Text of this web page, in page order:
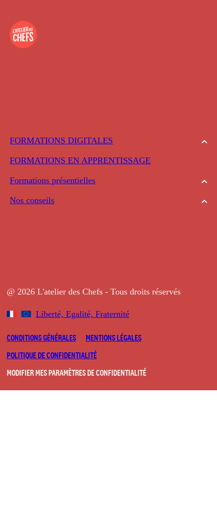
FORMATIONS DIGITALES
FORMATIONS EN APPRENTISSAGE
Formations présentielles
Nos conseils
@ 2026 L'atelier des Chefs - Tous droits réservés
Liberté, Egalité, Fraternité
CONDITIONS GÉNÉRALES
MENTIONS LÉGALES
POLITIQUE DE CONFIDENTIALITÉ
MODIFIER MES PARAMÈTRES DE CONFIDENTIALITÉ